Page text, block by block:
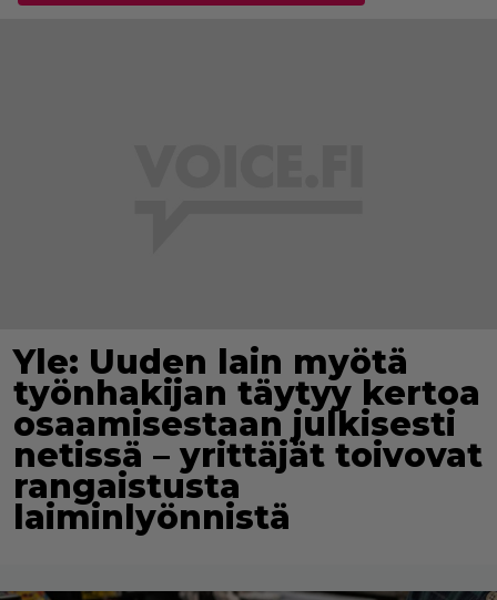
Yle: Uuden lain myötä
työnhakijan täytyy kertoa
osaamisestaan julkisesti
netissä – yrittäjät toivovat
rangaistusta
laiminlyönnistä